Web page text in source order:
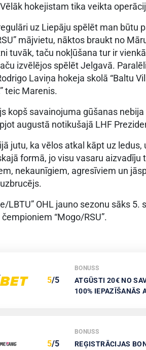
hokejistam tika veikta
uz Liepāju spēlēt man būtu
mājvietu, nāktos braukt no
tuvāk, taču nokļūšana tur ir
izvēlējos spēlēt Jelgavā.
Laviņa hokeja skolā “Baltu
teic Marenis.
kopš savainojuma gūšanas
augustā notikušajā LHF
jutu, ka vēlos atkal kāpt uz
formā, jo visu vasaru
nekaunīgiem, agresīviem un
LBTU” OHL jauno sezonu sāks
“Mogo/RSU”.
5/5
BONUSS
ATGŪSTI 20€ NO
100% IEPAZĪŠANĀS
5/5
BONUSS
REĢISTRĀCIJAS